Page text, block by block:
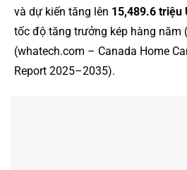
và dự kiến tăng lên 15,489.6 triệu
tốc độ tăng trưởng kép hàng năm
(whatech.com – Canada Home
Report 2025–2035).